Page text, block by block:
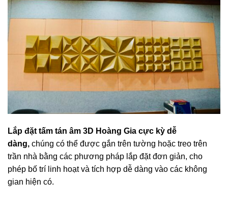
Lắp đặt tấm tán âm 3D Hoàng Gia cực kỳ dễ
dàng, chúng có thể được gắn trên tường hoặc treo trên
trần nhà bằng các phương pháp lắp đặt đơn giản, cho
phép bố trí linh hoạt và tích hợp dễ dàng vào các không
gian hiện có.